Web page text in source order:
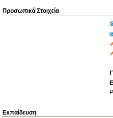
Προσωπικά Στοιχεία
Εκπαίδευση